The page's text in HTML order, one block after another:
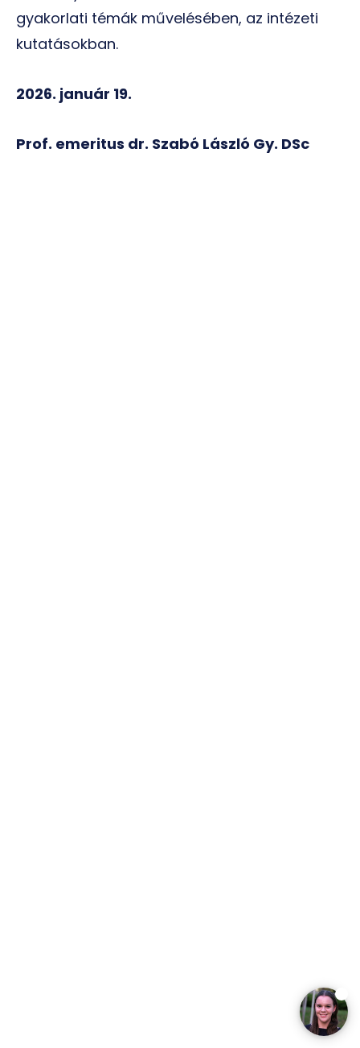
gyakorlati témák művelésében, az intézeti
kutatásokban.
2026. január 19.
Prof. emeritus dr. Szabó László Gy. DSc